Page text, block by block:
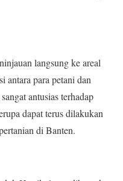
langsung ke areal
antara para petani dan
antusias terhadap
dapat terus dilakukan
di Banten.